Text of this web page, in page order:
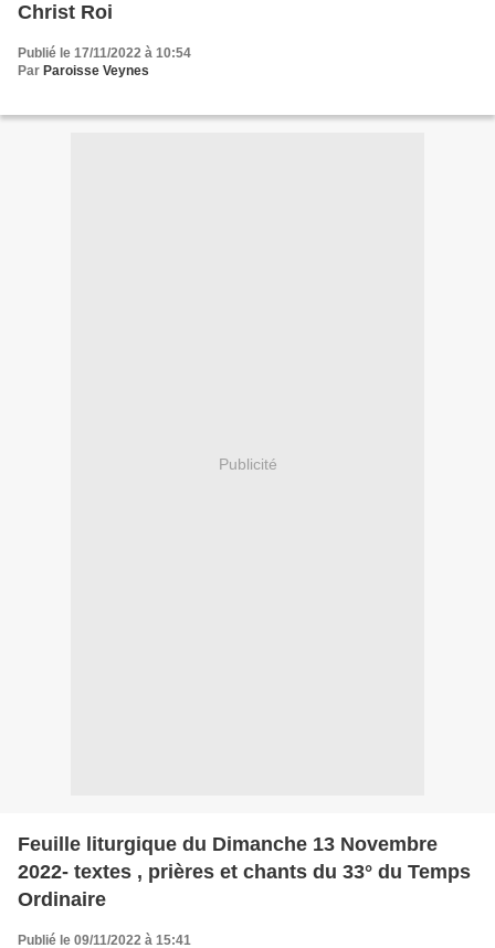
Christ Roi
Publié le 17/11/2022 à 10:54
Par Paroisse Veynes
Publicité
Feuille liturgique du Dimanche 13 Novembre
2022- textes , prières et chants du 33° du Temps
Ordinaire
Publié le 09/11/2022 à 15:41